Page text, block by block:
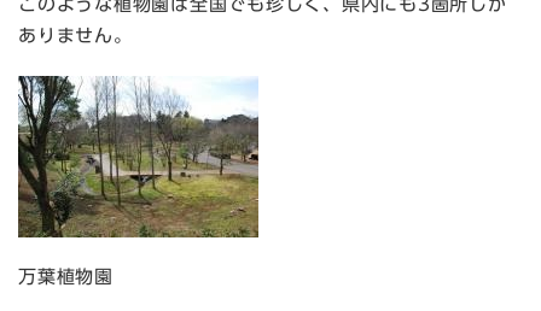
このような植物園は全国でも珍しく、県内にも3箇所しか
ありません。
万葉植物園